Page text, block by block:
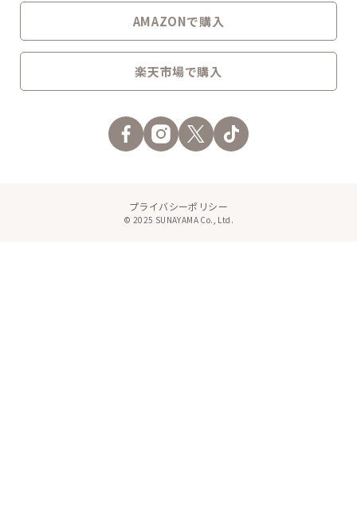
AMAZONで購入
楽天市場で購入
© 2025 SUNAYAMA Co., Ltd.
プライバシーポリシー